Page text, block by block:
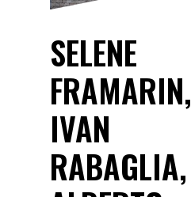
SELENE
FRAMARIN,
IVAN
RABAGLIA,